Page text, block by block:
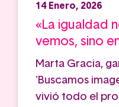
14 Enero, 2026
«La igualdad
vemos, sino
Marta Gracia,
'Buscamos
vivió todo el